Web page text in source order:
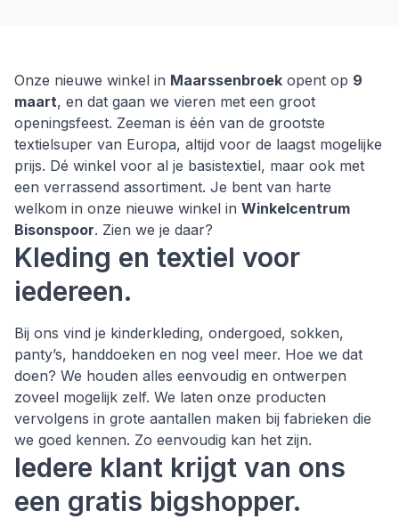
Opening Maarssenbroek
Onze nieuwe winkel in Maarssenbroek opent op 9
maart, en dat gaan we vieren met een groot
openingsfeest. Zeeman is één van de grootste
textielsuper van Europa, altijd voor de laagst mogelijke
prijs. Dé winkel voor al je basistextiel, maar ook met
een verrassend assortiment. Je bent van harte
welkom in onze nieuwe winkel in Winkelcentrum
Bisonspoor. Zien we je daar?
Kleding en textiel voor
iedereen.
Bij ons vind je kinderkleding, ondergoed, sokken,
panty’s, handdoeken en nog veel meer. Hoe we dat
doen? We houden alles eenvoudig en ontwerpen
zoveel mogelijk zelf. We laten onze producten
vervolgens in grote aantallen maken bij fabrieken die
we goed kennen. Zo eenvoudig kan het zijn.
Iedere klant krijgt van ons
een gratis bigshopper.